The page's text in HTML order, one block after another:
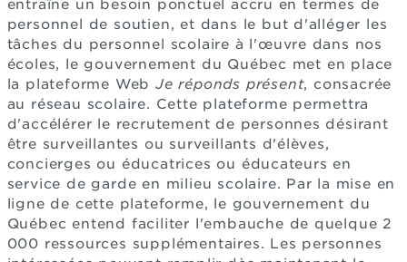
entraîne un besoin ponctuel accru en termes de
personnel de soutien, et dans le but d'alléger les
tâches du personnel scolaire à l'œuvre dans nos
écoles, le gouvernement du Québec met en place
la plateforme Web Je réponds présent, consacrée
au réseau scolaire. Cette plateforme permettra
d'accélérer le recrutement de personnes désirant
être surveillantes ou surveillants d'élèves,
concierges ou éducatrices ou éducateurs en
service de garde en milieu scolaire. Par la mise en
ligne de cette plateforme, le gouvernement du
Québec entend faciliter l'embauche de quelque 2
000 ressources supplémentaires. Les personnes